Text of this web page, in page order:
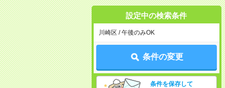
設定中の検索条件
川崎区 / 午後のみOK
条件の変更
条件を保存して